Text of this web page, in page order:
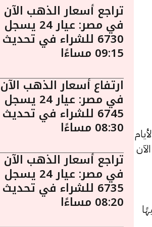
جنيهًا للبيع و 5234 جنيهًا
تراجع أسعار الذهب الآن
في مصر: عيار 24 يسجل
6730 للشراء في تحديث
09:15 مساءًا
ارتفاع أسعار الذهب الآن
في مصر: عيار 24 يسجل
6745 للشراء في تحديث
08:30 مساءًا
تراجع أسعار الذهب الآن
في مصر: عيار 24 يسجل
6735 للشراء في تحديث
08:20 مساءًا